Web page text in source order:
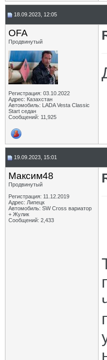
18.09.2023, 12:05
OFA
Продвинутый
Регистрация: 03.10.2022
Адрес: Казахстан
Автомобиль: LADA Vesta Classic
Start седан
Сообщений: 11,925
19.09.2023, 15:01
Максим48
Продвинутый
Регистрация: 11.12.2019
Адрес: Липецк
Автомобиль: SW Cross вариатор
+ Жулик
Сообщений: 2,433